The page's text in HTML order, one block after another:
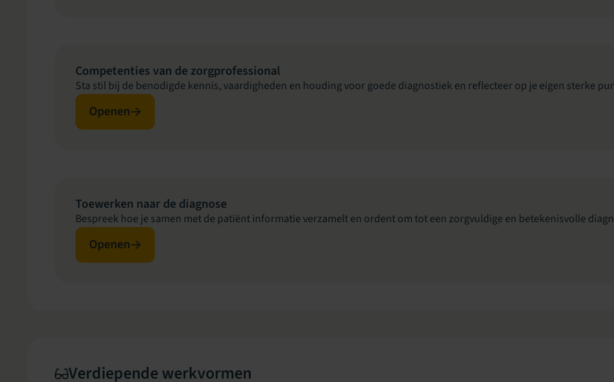
Competenties van de zorgprofessional
Sta stil bij de benodigde kennis, vaardigheden en houding voor goede diagnostiek en reflecteer op je eigen sterke
Openen
Toewerken naar de diagnose
Bespreek hoe je samen met de patiënt informatie verzamelt en ordent om tot een zorgvuldige en betekenisvolle
Openen
Verdiepende werkvormen